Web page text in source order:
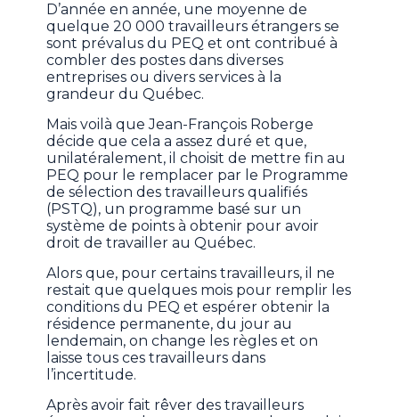
D’année en année, une moyenne de
quelque 20 000 travailleurs étrangers se
sont prévalus du PEQ et ont contribué à
combler des postes dans diverses
entreprises ou divers services à la
grandeur du Québec.
Mais voilà que Jean-François Roberge
décide que cela a assez duré et que,
unilatéralement, il choisit de mettre fin au
PEQ pour le remplacer par le Programme
de sélection des travailleurs qualifiés
(PSTQ), un programme basé sur un
système de points à obtenir pour avoir
droit de travailler au Québec.
Alors que, pour certains travailleurs, il ne
restait que quelques mois pour remplir les
conditions du PEQ et espérer obtenir la
résidence permanente, du jour au
lendemain, on change les règles et on
laisse tous ces travailleurs dans
l’incertitude.
Après avoir fait rêver des travailleurs